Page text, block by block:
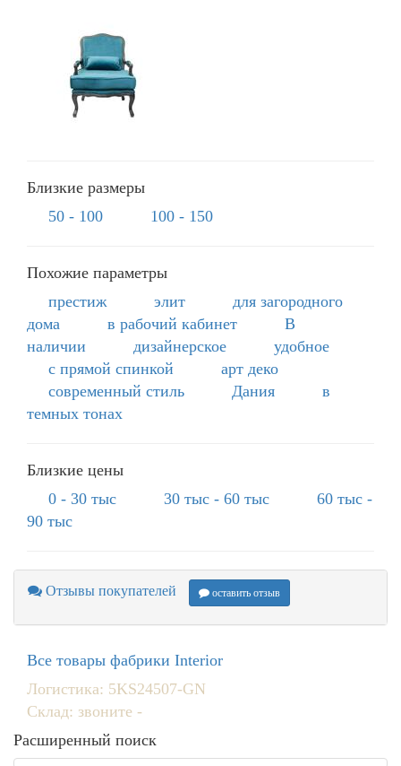
Близкие размеры
50 - 100
100 - 150
Похожие параметры
престиж
элит
для загородного
дома
в рабочий кабинет
В
наличии
дизайнерское
удобное
с прямой спинкой
арт деко
современный стиль
Дания
в
темных тонах
Близкие цены
0 - 30 тыс
30 тыс - 60 тыс
60 тыс -
90 тыс
Отзывы покупателей оставить отзыв
Все товары фабрики Interior
Логистика: 5KS24507-GN
Склад: звоните -
Расширенный поиск